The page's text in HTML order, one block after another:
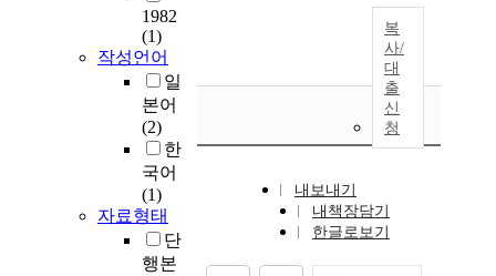
1982
(1)
작성언어
일
본어
(2)
한
국어
(1)
자료형태
단
행본
복
사/
대
출
신
청
내보내기
내책장담기
한글로보기